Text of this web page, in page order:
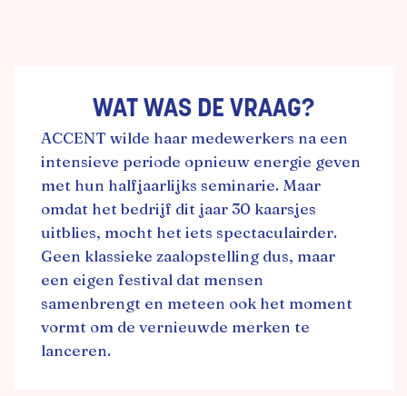
WAT WAS DE VRAAG?
ACCENT wilde haar medewerkers na een
intensieve periode opnieuw energie geven
met hun halfjaarlijks seminarie. Maar
omdat het bedrijf dit jaar 30 kaarsjes
uitblies, mocht het iets spectaculairder.
Geen klassieke zaalopstelling dus, maar
een eigen festival dat mensen
samenbrengt en meteen ook het moment
vormt om de vernieuwde merken te
lanceren.